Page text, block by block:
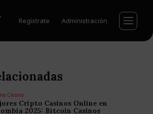
Regístrate Administración
Casino
Cripto Casinos Online en
2025: Bitcoin Casinos